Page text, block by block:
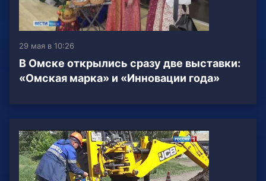
29 мая в 10:26
В Омске открылись сразу две выставки:
«Омская марка» и «Инновации года»